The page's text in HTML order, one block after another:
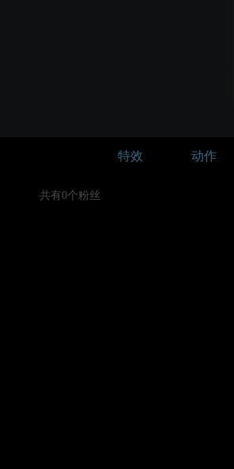
特效 动作
共有0个粉丝